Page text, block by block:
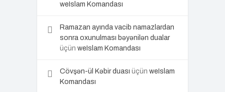
weIslam Komandası
Ramazan ayında vacib namazlardan
sonra oxunulması bəyənilən dualar
üçün weIslam Komandası
Cövşən-ül Kəbir duası üçün weIslam
Komandası